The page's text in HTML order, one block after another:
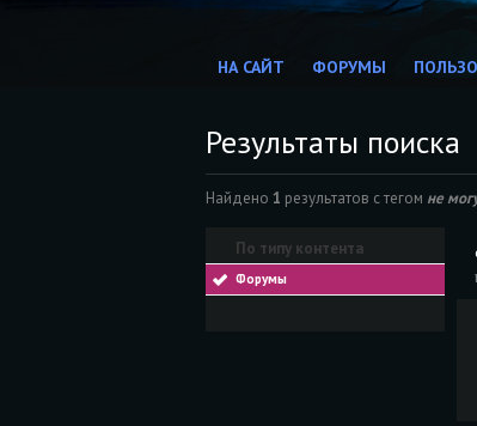
НА САЙТ ФОРУМЫ
Результаты поиска
Найдено 1 результатов с тегом не
По типу контента
Форумы